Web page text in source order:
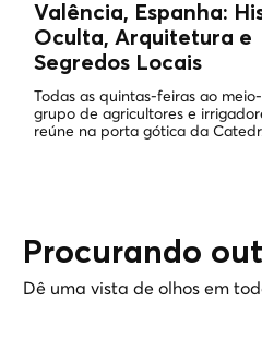
Valência, Espanha:
Oculta, Arquitetura e
Segredos Locais
Todas as quintas-feiras ao
grupo de agricultores e
reúne na porta gótica da
Procurando
Dê uma vista de olhos em